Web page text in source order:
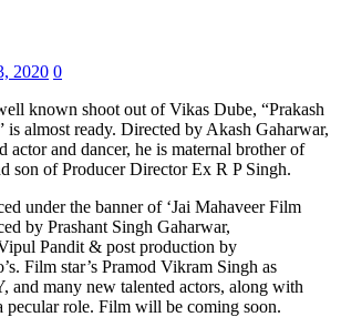
2020 0
known shoot out of Vikas Dube, “Prakash
almost ready. Directed by Akash Gaharwar,
actor and dancer, he is maternal brother of
son of Producer Director Ex R P Singh.
under the banner of ‘Jai Mahaveer Film
by Prashant Singh Gaharwar,
Pandit & post production by
Film star’s Pramod Vikram Singh as
many new talented actors, along with
pecular role. Film will be coming soon.